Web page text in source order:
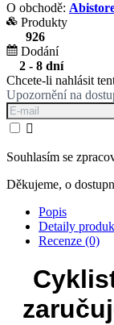
O obchodě:
Produkty
926
Dodání
2 - 8 dní
Chcete-li nahlásit
Upozornění na

Souhlasím se
Děkujeme, o
Popis
Detaily
Recenze (0)